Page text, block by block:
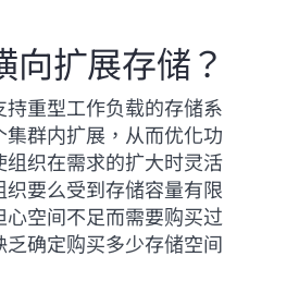
向扩展存储？
重型工作负载的存储系
群内扩展，从而优化功
织在需求的扩大时灵活
要么受到存储容量有限
空间不足而需要购买过
确定购买多少存储空间